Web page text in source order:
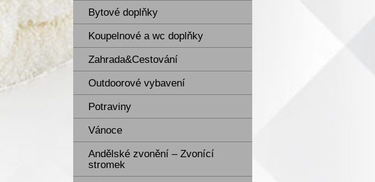
Bytové doplňky
Koupelnové a wc doplňky
Zahrada&Cestování
Outdoorové vybavení
Potraviny
Vánoce
Andělské zvonění – Zvonící
stromek